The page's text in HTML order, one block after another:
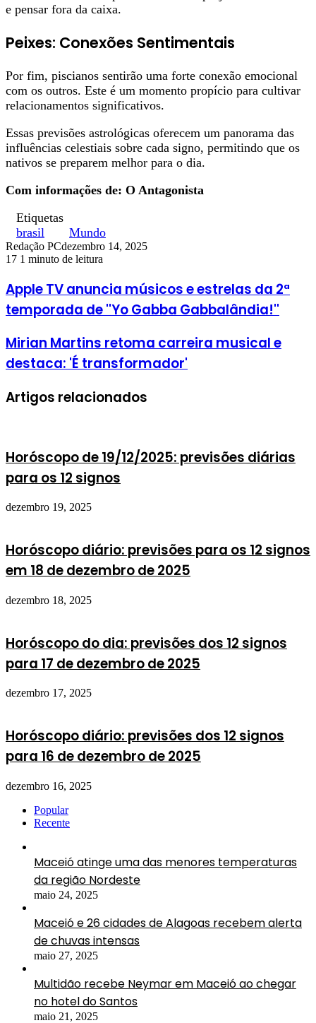
e pensar fora da caixa.
Peixes: Conexões Sentimentais
Por fim, piscianos sentirão uma forte conexão emocional
com os outros. Este é um momento propício para cultivar
relacionamentos significativos.
Essas previsões astrológicas oferecem um panorama das
influências celestiais sobre cada signo, permitindo que os
nativos se preparem melhor para o dia.
Com informações de: O Antagonista
Etiquetas
brasil
Mundo
Redação PCdezembro 14, 2025
17 1 minuto de leitura
Apple TV anuncia músicos e estrelas da 2ª
temporada de ''Yo Gabba Gabbalândia!''
Mirian Martins retoma carreira musical e
destaca: 'É transformador'
Artigos relacionados
Horóscopo de 19/12/2025: previsões diárias
para os 12 signos
dezembro 19, 2025
Horóscopo diário: previsões para os 12 signos
em 18 de dezembro de 2025
dezembro 18, 2025
Horóscopo do dia: previsões dos 12 signos
para 17 de dezembro de 2025
dezembro 17, 2025
Horóscopo diário: previsões dos 12 signos
para 16 de dezembro de 2025
dezembro 16, 2025
Popular
Recente
Maceió atinge uma das menores temperaturas
da região Nordeste
maio 24, 2025
Maceió e 26 cidades de Alagoas recebem alerta
de chuvas intensas
maio 27, 2025
Multidão recebe Neymar em Maceió ao chegar
no hotel do Santos
maio 21, 2025